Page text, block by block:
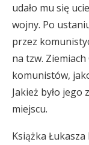
udało mu się
wojny. Po
przez
na tzw.
komunistów,
Jakież było jego
miejscu.
Książka